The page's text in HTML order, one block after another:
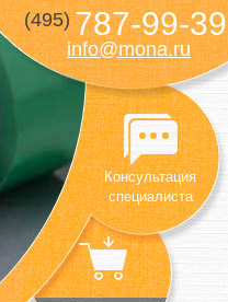
(495)787-99-39
info@mona.ru
Консультация
специалиста